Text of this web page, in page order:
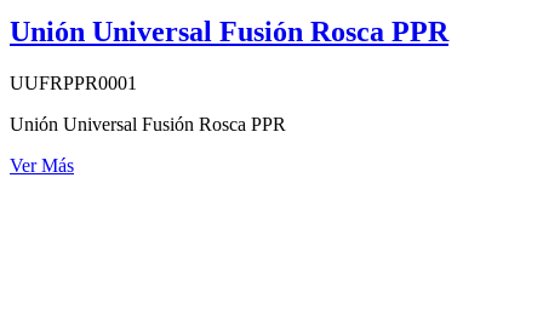
Unión Universal Fusión Rosca PPR
UUFRPPR0001
Unión Universal Fusión Rosca PPR
Ver Más